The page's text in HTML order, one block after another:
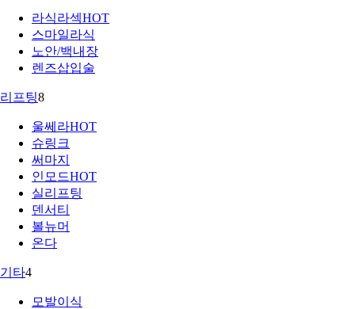
라식라섹HOT
스마일라식
노안/백내장
렌즈삽입술
리프팅8
울쎄라HOT
슈링크
써마지
인모드HOT
실리프팅
덴서티
볼뉴머
온다
기타4
모발이식